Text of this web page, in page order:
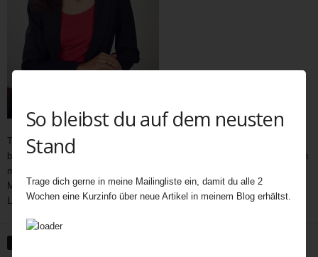
Teatime als wichtiger und immer noch unerschöpflicher Bestandteil der
britischen Kultur bietet Gelegenheit zum Austausch auf vielen Ebenen. In
meine Teatime gehören Gespräche,
Menschen außerhalb des Rampenlichts, die aber Besonderes in ihrem
Leben geleistet haben, Menschen, die eine Inspiration für uns sind.
So bleibst du auf dem neusten
Stand
Trage dich gerne in meine Mailingliste ein, damit du alle 2
Wochen eine Kurzinfo über neue Artikel in meinem Blog erhältst.